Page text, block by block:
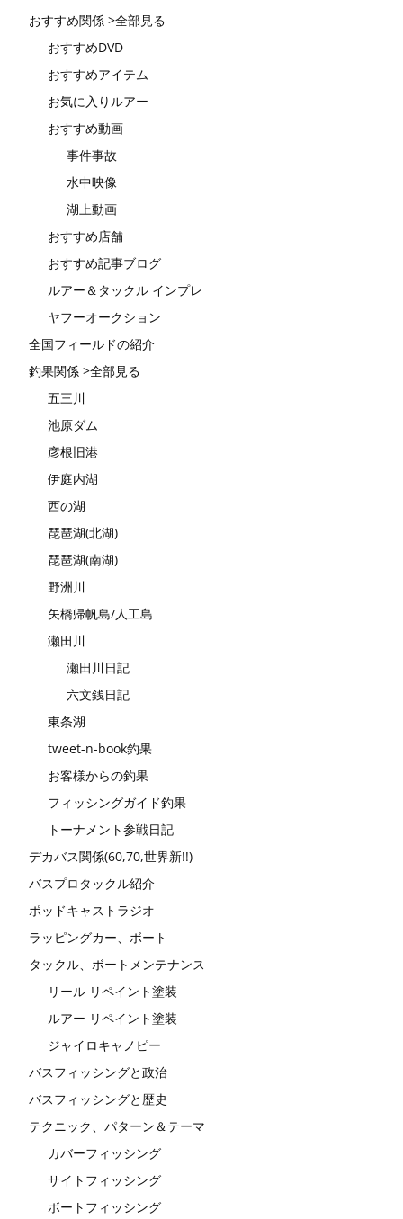
おすすめ関係 >全部見る
おすすめDVD
おすすめアイテム
お気に入りルアー
おすすめ動画
事件事故
水中映像
湖上動画
おすすめ店舗
おすすめ記事ブログ
ルアー＆タックル インプレ
ヤフーオークション
全国フィールドの紹介
釣果関係 >全部見る
五三川
池原ダム
彦根旧港
伊庭内湖
西の湖
琵琶湖(北湖)
琵琶湖(南湖)
野洲川
矢橋帰帆島/人工島
瀬田川
瀬田川日記
六文銭日記
東条湖
tweet-n-book釣果
お客様からの釣果
フィッシングガイド釣果
トーナメント参戦日記
デカバス関係(60,70,世界新!!)
バスプロタックル紹介
ポッドキャストラジオ
ラッピングカー、ボート
タックル、ボートメンテナンス
リール リペイント塗装
ルアー リペイント塗装
ジャイロキャノピー
バスフィッシングと政治
バスフィッシングと歴史
テクニック、パターン＆テーマ
カバーフィッシング
サイトフィッシング
ボートフィッシング